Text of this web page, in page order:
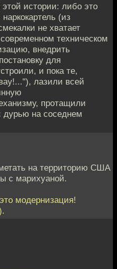
истории: либо это
(из
не хватает
техническом
внедрить
для
и пока те,
лазили всей
протащили
дурью на соседнем
на территорию США
с марихуаной.
модернизация!